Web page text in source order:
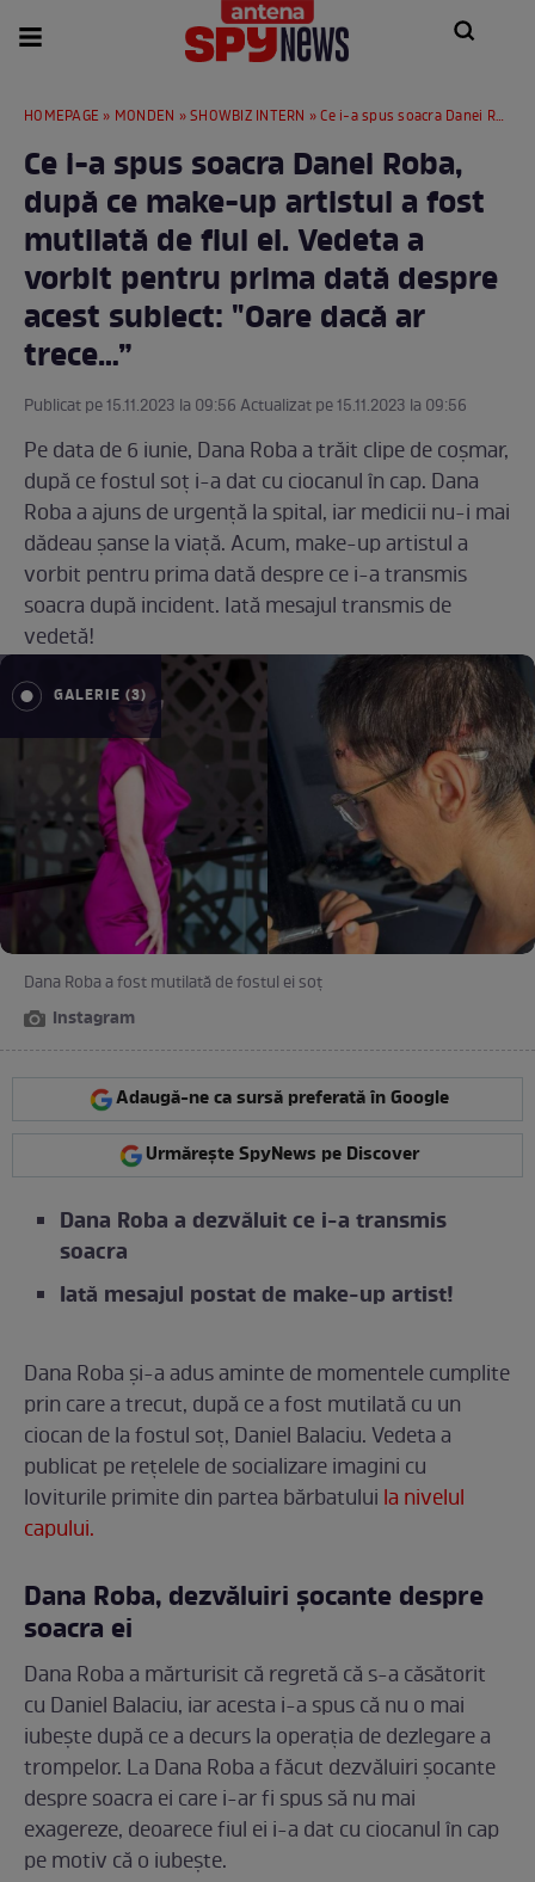
HOMEPAGE » MONDEN »SHOWBIZ INTERN » Ce i-a spus soacra Danei Roba, după ce make-up artistul a fost mutilată de fiul ei. Vedeta a vorbit pentru prima dată despre acest subiect: "Oare dacă ar trece…”
Ce i-a spus soacra Danei Roba,
după ce make-up artistul a fost
mutilată de fiul ei. Vedeta a
vorbit pentru prima dată despre
acest subiect: "Oare dacă ar
trece…”
Publicat pe 15.11.2023 la 09:56 Actualizat pe 15.11.2023 la 09:56
Pe data de 6 iunie, Dana Roba a trăit clipe de coșmar,
după ce fostul soț i-a dat cu ciocanul în cap. Dana
Roba a ajuns de urgență la spital, iar medicii nu-i mai
dădeau șanse la viață. Acum, make-up artistul a
vorbit pentru prima dată despre ce i-a transmis
soacra după incident. Iată mesajul transmis de
vedetă!
GALERIE (3)
Dana Roba a fost mutilată de fostul ei soț
Instagram
Adaugă-ne ca sursă preferată în Google
Urmărește SpyNews pe Discover
Dana Roba a dezvăluit ce i-a transmis
soacra
Iată mesajul postat de make-up artist!
Dana Roba și-a adus aminte de momentele cumplite
prin care a trecut, după ce a fost mutilată cu un
ciocan de la fostul soț, Daniel Balaciu. Vedeta a
publicat pe rețelele de socializare imagini cu
loviturile primite din partea bărbatului la nivelul
capului.
Dana Roba, dezvăluiri șocante despre
soacra ei
Dana Roba a mărturisit că regretă că s-a căsătorit
cu Daniel Balaciu, iar acesta i-a spus că nu o mai
iubește după ce a decurs la operația de dezlegare a
trompelor. La Dana Roba a făcut dezvăluiri șocante
despre soacra ei care i-ar fi spus să nu mai
exagereze, deoarece fiul ei i-a dat cu ciocanul în cap
pe motiv că o iubește.